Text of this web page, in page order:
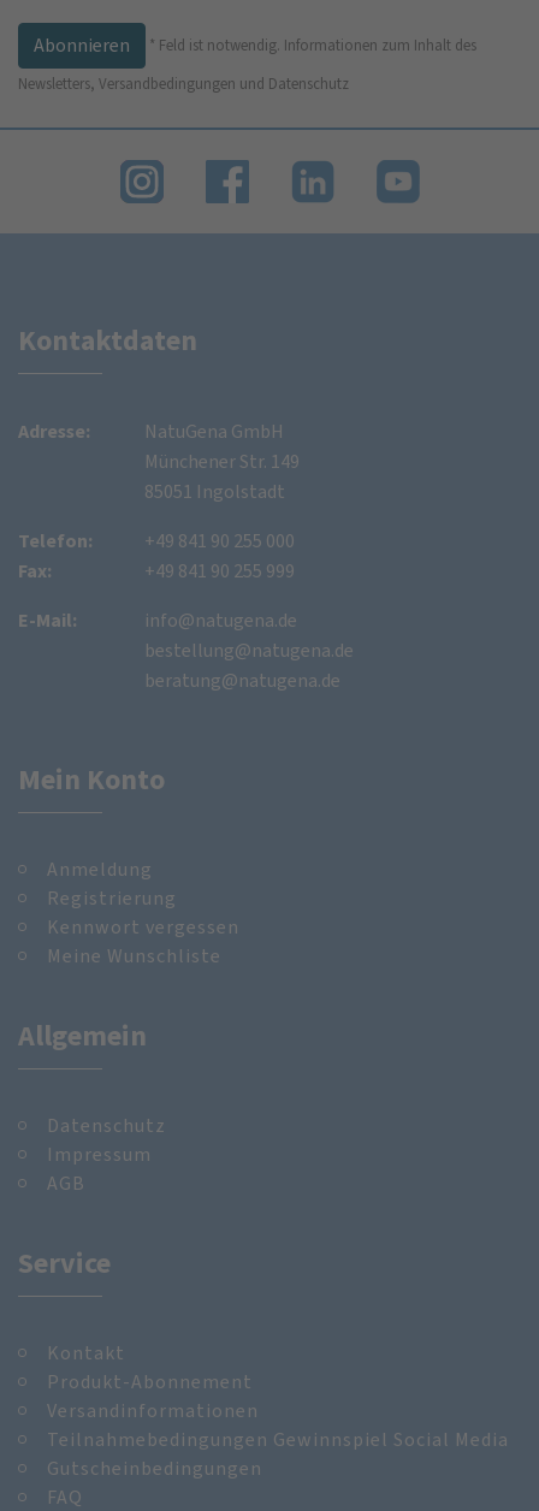
* Feld ist notwendig. Informationen zum Inhalt des
Newsletters, Versandbedingungen und Datenschutz
Kontaktdaten
Adresse:
NatuGena GmbH
Münchener Str. 149
85051 Ingolstadt
Telefon:
Fax:
+49 841 90 255 000
+49 841 90 255 999
E-Mail:
info@natugena.de
bestellung@natugena.de
beratung@natugena.de
Mein Konto
Anmeldung
Registrierung
Kennwort vergessen
Meine Wunschliste
Allgemein
Datenschutz
Impressum
AGB
Service
Kontakt
Produkt-Abonnement
Versandinformationen
Teilnahmebedingungen Gewinnspiel Social Media
Gutscheinbedingungen
FAQ